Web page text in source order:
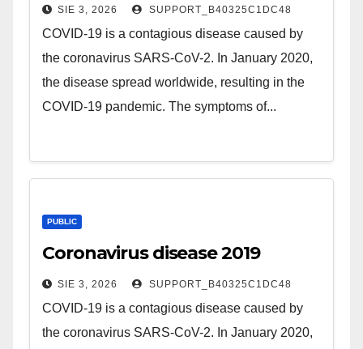
SIE 3, 2026 SUPPORT_B40325C1DC48
COVID-19 is a contagious disease caused by
the coronavirus SARS-CoV-2. In January 2020,
the disease spread worldwide, resulting in the
COVID-19 pandemic. The symptoms of...
PUBLIC
Coronavirus disease 2019
SIE 3, 2026 SUPPORT_B40325C1DC48
COVID-19 is a contagious disease caused by
the coronavirus SARS-CoV-2. In January 2020,